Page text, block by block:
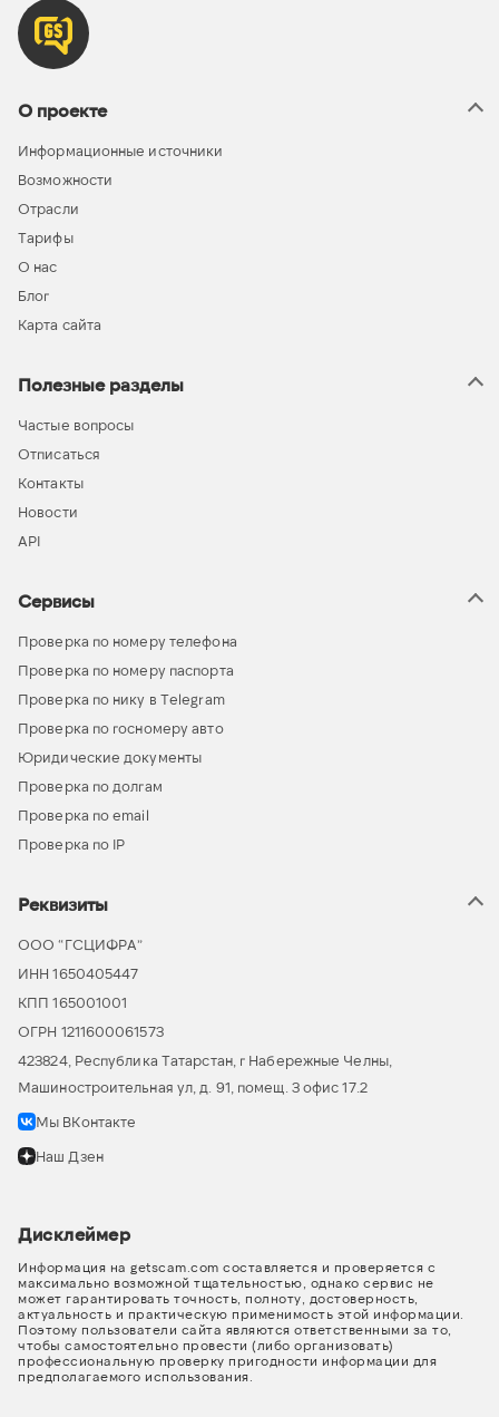
О проекте
Информационные источники
Возможности
Отрасли
Тарифы
О нас
Блог
Карта сайта
Полезные разделы
Частые вопросы
Отписаться
Контакты
Новости
API
Сервисы
Проверка по номеру телефона
Проверка по номеру паспорта
Проверка по нику в Telegram
Проверка по госномеру авто
Юридические документы
Проверка по долгам
Проверка по email
Проверка по IP
Реквизиты
ООО “ГСЦИФРА”
ИНН 1650405447
КПП 165001001
ОГРН 1211600061573
423824, Республика Татарстан, г Набережные Челны,
Машиностроительная ул, д. 91, помещ. 3 офис 17.2
Мы ВКонтакте
Наш Дзен
Дисклеймер
Информация на getscam.com составляется и проверяется с
максимально возможной тщательностью, однако сервис не
может гарантировать точность, полноту, достоверность,
актуальность и практическую применимость этой информации.
Поэтому пользователи сайта являются ответственными за то,
чтобы самостоятельно провести (либо организовать)
профессиональную проверку пригодности информации для
предполагаемого использования.